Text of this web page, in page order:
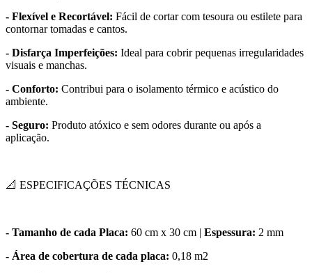
- Flexível e Recortável: Fácil de cortar com tesoura ou estilete para
contornar tomadas e cantos.
- Disfarça Imperfeições: Ideal para cobrir pequenas irregularidades
visuais e manchas.
- Conforto: Contribui para o isolamento térmico e acústico do
ambiente.
- Seguro: Produto atóxico e sem odores durante ou após a
aplicação.
📐 ESPECIFICAÇÕES TÉCNICAS
- Tamanho de cada Placa: 60 cm x 30 cm | Espessura: 2 mm
- Área de cobertura de cada placa: 0,18 m2